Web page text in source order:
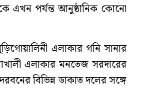
এখন পর্যন্ত আনুষ্ঠানিক কোনো
এলাকার গনি সানার
এলাকার মনতেজ সরদারের
বিভিন্ন ডাকাত দলের সঙ্গে